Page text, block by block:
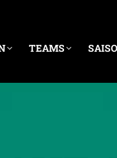
TEAMS